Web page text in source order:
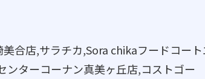
合店,サラチカ,Sora chikaフードコート
ンターコーナン真美ヶ丘店,コストゴー